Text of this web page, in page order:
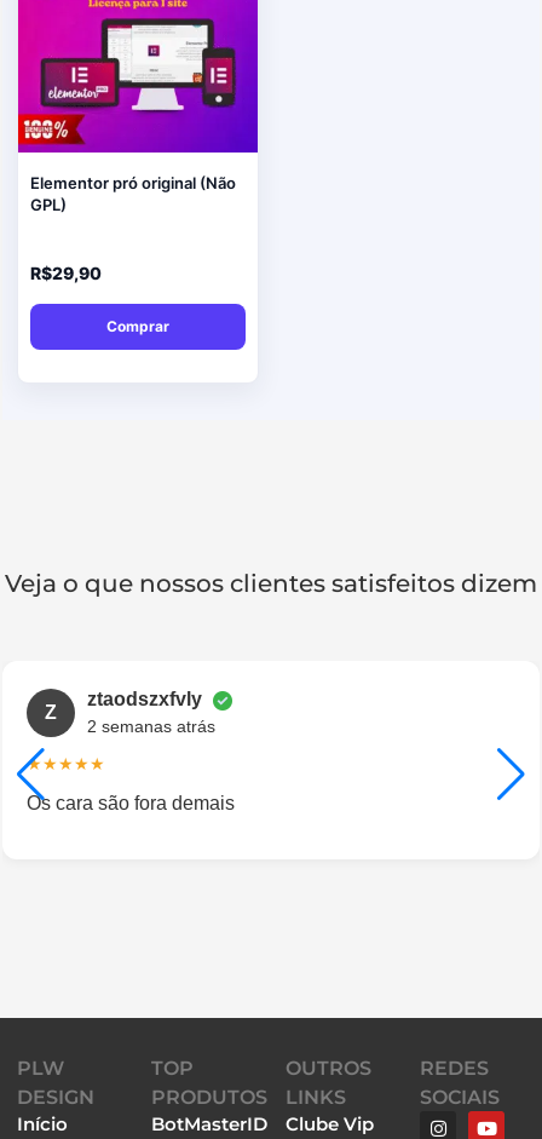
Elementor pró original (Não
GPL)
R$29,90
Comprar
Veja o que nossos clientes satisfeitos dizem​
Z
ztaodszxfvly
2 semanas atrás
★★★★★
Os cara são fora demais
PLW
DESIGN
Início
TOP
PRODUTOS
BotMasterID
OUTROS
LINKS
Clube Vip
REDES
SOCIAIS